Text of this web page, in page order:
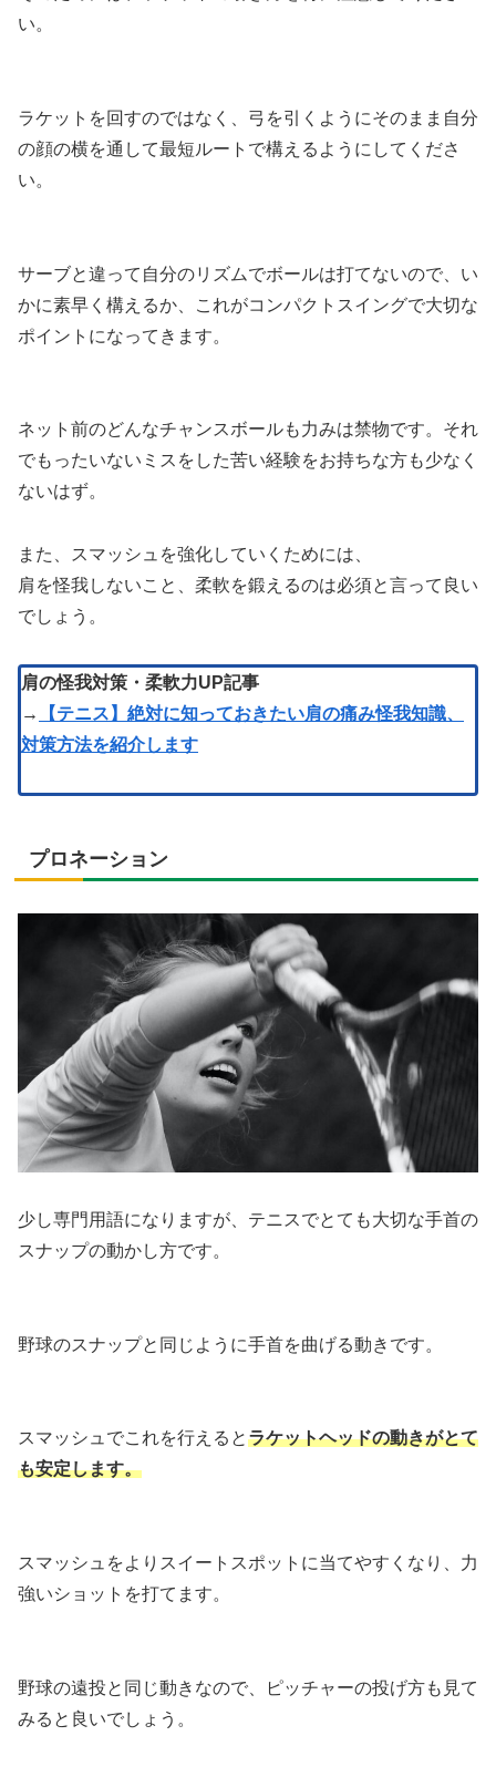
い。
ラケットを回すのではなく、弓を引くようにそのまま自分
の顔の横を通して最短ルートで構えるようにしてくださ
い。
サーブと違って自分のリズムでボールは打てないので、い
かに素早く構えるか、これがコンパクトスイングで大切な
ポイントになってきます。
ネット前のどんなチャンスボールも力みは禁物です。それ
でもったいないミスをした苦い経験をお持ちな方も少なく
ないはず。
また、スマッシュを強化していくためには、
肩を怪我しないこと、柔軟を鍛えるのは必須と言って良い
でしょう。
肩の怪我対策・柔軟力UP記事
→
【テニス】絶対に知っておきたい肩の痛み怪我知識、
対策方法を紹介します
プロネーション
少し専門用語になりますが、テニスでとても大切な手首の
スナップの動かし方です。
野球のスナップと同じように手首を曲げる動きです。
スマッシュでこれを行えるとラケットヘッドの動きがとて
も安定します。
スマッシュをよりスイートスポットに当てやすくなり、力
強いショットを打てます。
野球の遠投と同じ動きなので、ピッチャーの投げ方も見て
みると良いでしょう。